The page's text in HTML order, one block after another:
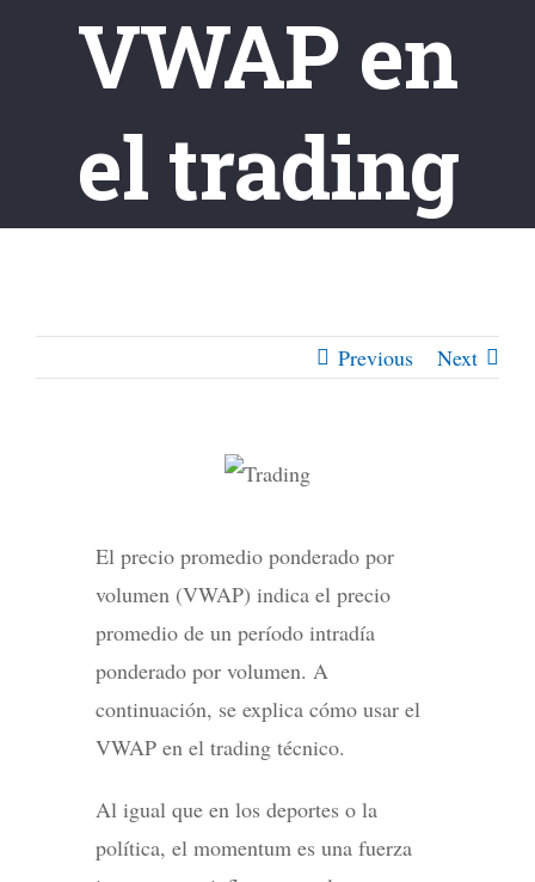
VWAP en
el trading
Previous Next
El precio promedio ponderado por
volumen (VWAP) indica el precio
promedio de un período intradía
ponderado por volumen. A
continuación, se explica cómo usar el
VWAP en el trading técnico.
Al igual que en los deportes o la
política, el momentum es una fuerza